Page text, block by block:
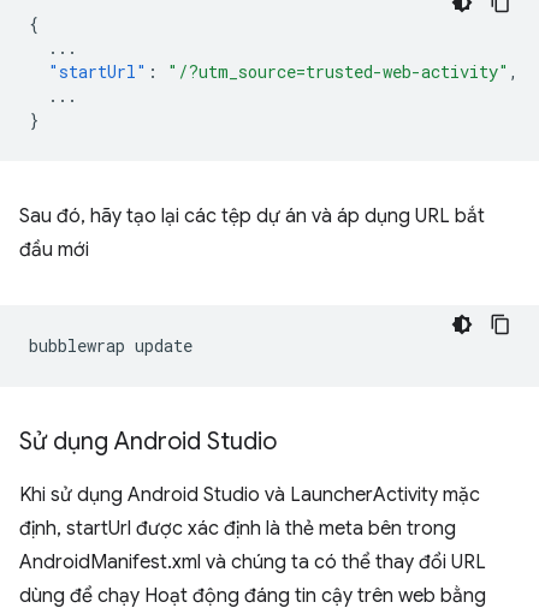
{
...
"startUrl" : "/?utm_source=trusted-web-activity" ,
...
}
Sau đó, hãy tạo lại các tệp dự án và áp dụng URL bắt
đầu mới
bubblewrap
Sử dụng Android Studio
Khi sử dụng Android Studio và LauncherActivity mặc
định, startUrl được xác định là thẻ meta bên trong
AndroidManifest.xml và chúng ta có thể thay đổi URL
dùng để chạy Hoạt động đáng tin cậy trên web bằng